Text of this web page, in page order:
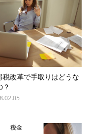
税改革で手取りはどうな
？
税金